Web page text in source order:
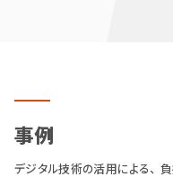
事例
デジタル技術の活用による、